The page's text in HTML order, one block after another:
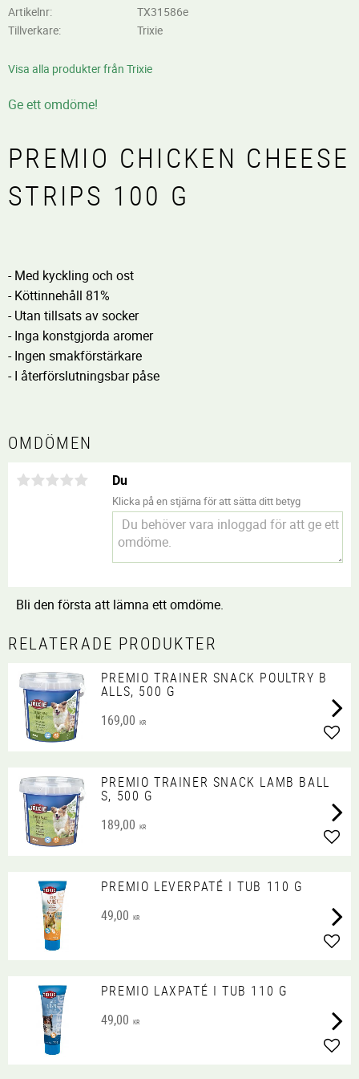
Artikelnr
TX31586e
Tillverkare
Trixie
Visa alla produkter från Trixie
Ge ett omdöme!
PREMIO CHICKEN CHEESE
STRIPS 100 G
- Med kyckling och ost
- Köttinnehåll 81%
- Utan tillsats av socker
- Inga konstgjorda aromer
- Ingen smakförstärkare
- I återförslutningsbar påse
OMDÖMEN
Du
Klicka på en stjärna för att sätta ditt betyg
Bli den första att lämna ett omdöme.
RELATERADE PRODUKTER
PREMIO TRAINER SNACK POULTRY B
ALLS, 500 G
169,00 KR
PREMIO TRAINER SNACK LAMB BALL
S, 500 G
189,00 KR
PREMIO LEVERPATÉ I TUB 110 G
49,00 KR
PREMIO LAXPATÉ I TUB 110 G
49,00 KR